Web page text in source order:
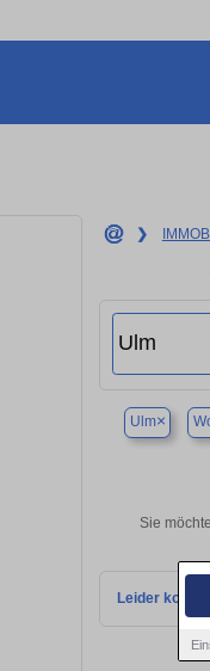
❯
Ulm×
Sie
Leider